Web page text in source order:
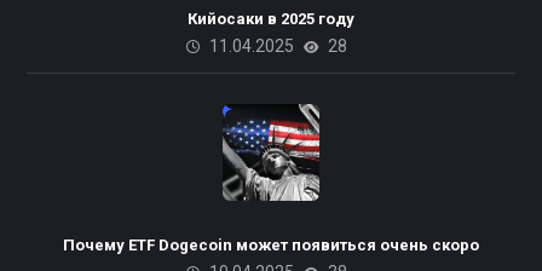
Кийосаки в 2025 году
11.04.2025 28
Почему ETF Dogecoin может появиться очень скоро